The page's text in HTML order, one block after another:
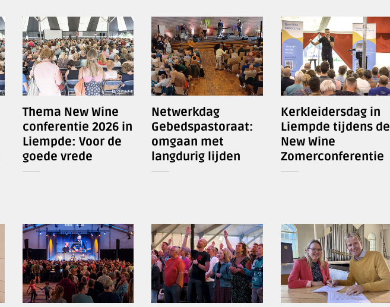
Thema New Wine
conferentie 2026 in
Liempde: Voor de
goede vrede
Netwerkdag
Gebedspastoraat:
omgaan met
langdurig lijden
Kerkleidersdag in
Liempde tijdens de
New Wine
Zomerconferentie